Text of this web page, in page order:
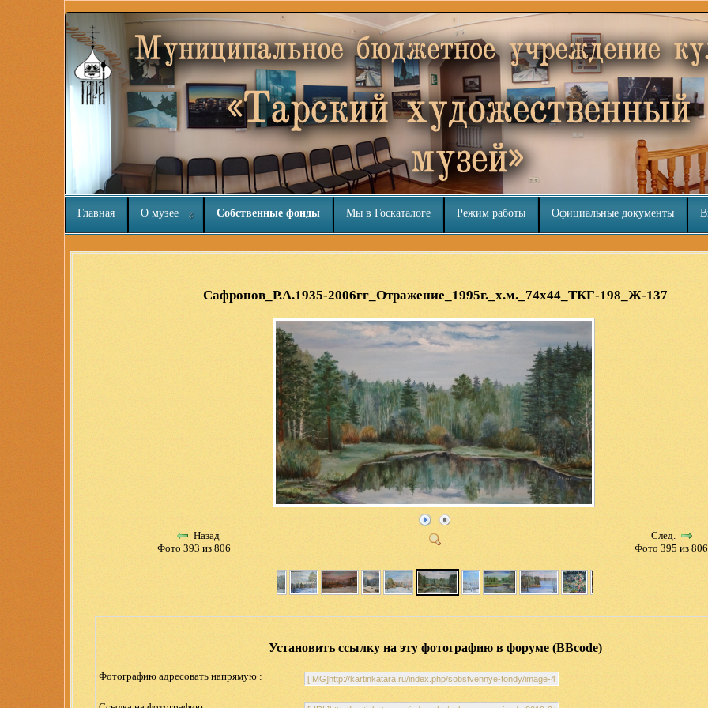
Главная О музее Собственные фонды Мы в Госкаталоге Режим работы Официальные документы
Сафронов_Р.А.1935-2006гг_Отражение_1995г._х.м._74х44_ТКГ-198_Ж-137
Назад
Фото 393 из 806
След.
Фото 395 из
Установить ссылку на эту фотографию в форуме (BBcode)
Фотографию адресовать напрямую :